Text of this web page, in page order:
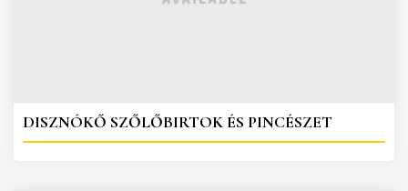
DISZNÓKŐ SZŐLŐBIRTOK ÉS PINCÉSZET